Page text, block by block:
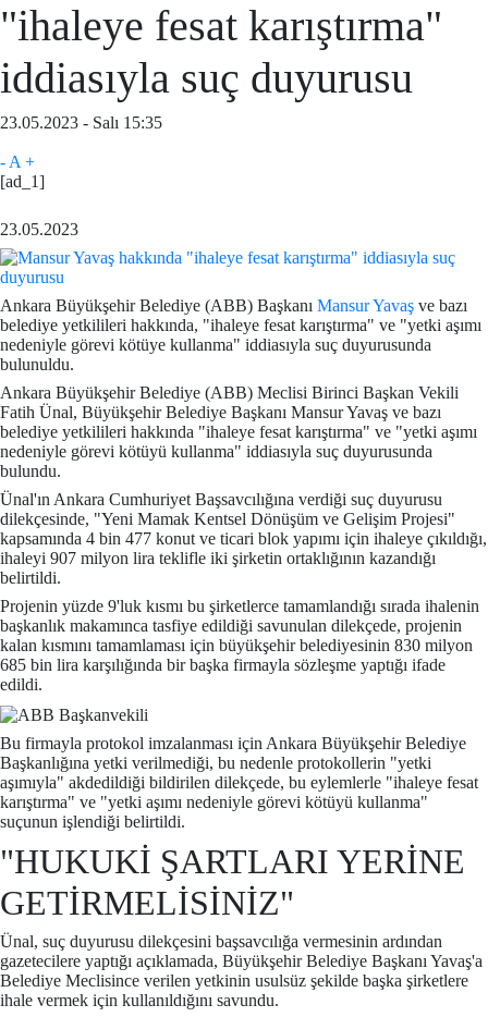
"ihaleye fesat karıştırma"
iddiasıyla suç duyurusu
23.05.2023 - Salı 15:35
- A +
[ad_1]
23.05.2023
Ankara Büyükşehir Belediye (ABB) Başkanı Mansur Yavaş ve bazı
belediye yetkilileri hakkında, "ihaleye fesat karıştırma" ve "yetki aşımı
nedeniyle görevi kötüye kullanma" iddiasıyla suç duyurusunda
bulunuldu.
Ankara Büyükşehir Belediye (ABB) Meclisi Birinci Başkan Vekili
Fatih Ünal, Büyükşehir Belediye Başkanı Mansur Yavaş ve bazı
belediye yetkilileri hakkında "ihaleye fesat karıştırma" ve "yetki aşımı
nedeniyle görevi kötüyü kullanma" iddiasıyla suç duyurusunda
bulundu.
Ünal'ın Ankara Cumhuriyet Başsavcılığına verdiği suç duyurusu
dilekçesinde, "Yeni Mamak Kentsel Dönüşüm ve Gelişim Projesi"
kapsamında 4 bin 477 konut ve ticari blok yapımı için ihaleye çıkıldığı,
ihaleyi 907 milyon lira teklifle iki şirketin ortaklığının kazandığı
belirtildi.
Projenin yüzde 9'luk kısmı bu şirketlerce tamamlandığı sırada ihalenin
başkanlık makamınca tasfiye edildiği savunulan dilekçede, projenin
kalan kısmını tamamlaması için büyükşehir belediyesinin 830 milyon
685 bin lira karşılığında bir başka firmayla sözleşme yaptığı ifade
edildi.
Bu firmayla protokol imzalanması için Ankara Büyükşehir Belediye
Başkanlığına yetki verilmediği, bu nedenle protokollerin "yetki
aşımıyla" akdedildiği bildirilen dilekçede, bu eylemlerle "ihaleye fesat
karıştırma" ve "yetki aşımı nedeniyle görevi kötüyü kullanma"
suçunun işlendiği belirtildi.
"HUKUKİ ŞARTLARI YERİNE
GETİRMELİSİNİZ"
Ünal, suç duyurusu dilekçesini başsavcılığa vermesinin ardından
gazetecilere yaptığı açıklamada, Büyükşehir Belediye Başkanı Yavaş'a
Belediye Meclisince verilen yetkinin usulsüz şekilde başka şirketlere
ihale vermek için kullanıldığını savundu.